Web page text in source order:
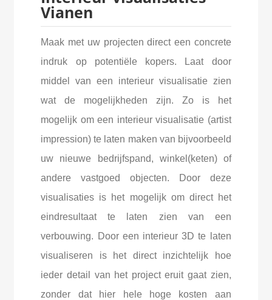
Vianen
Maak met uw projecten direct een concrete
indruk op potentiële kopers. Laat door
middel van een interieur visualisatie zien
wat de mogelijkheden zijn. Zo is het
mogelijk om een interieur visualisatie (artist
impression) te laten maken van bijvoorbeeld
uw nieuwe bedrijfspand, winkel(keten) of
andere vastgoed objecten. Door deze
visualisaties is het mogelijk om direct het
eindresultaat te laten zien van een
verbouwing. Door een interieur 3D te laten
visualiseren is het direct inzichtelijk hoe
ieder detail van het project eruit gaat zien,
zonder dat hier hele hoge kosten aan